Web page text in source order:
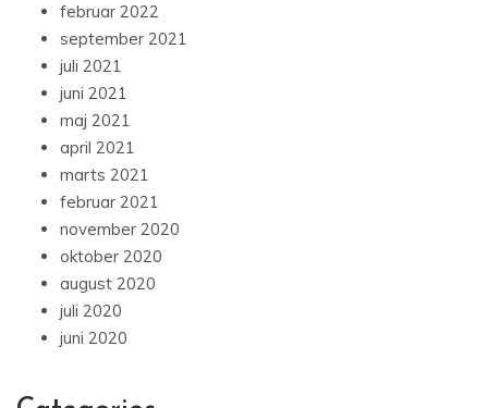
februar 2022
september 2021
juli 2021
juni 2021
maj 2021
april 2021
marts 2021
februar 2021
november 2020
oktober 2020
august 2020
juli 2020
juni 2020